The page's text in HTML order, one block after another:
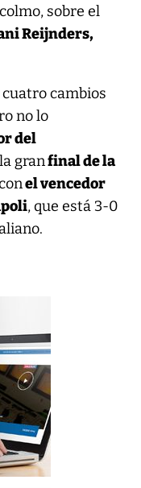
sobre el
Reijnders,
cambios
no lo
del
granfinal de la
el vencedor
, que está 3-0